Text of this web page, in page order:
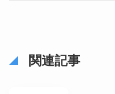
関連記事